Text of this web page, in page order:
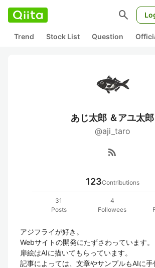
search
Trend Stock List Question
あじ太郎 ＆アユ太郎
@aji_taro
rss_feed
123Contributions
31
Posts
4
Followees
アジフライが好き。
Webサイトの開発にたずさわっています。
扉絵はAIに描いてもらっています。
記事によっては、文章やサンプルもAIに